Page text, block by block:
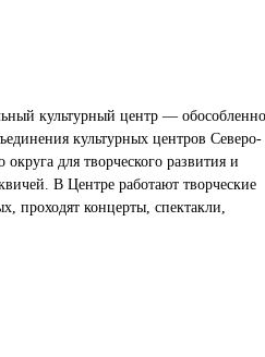
культурный центр —
культурных центров Северо-
для творческого развития и
В Центре работают творческие
проходят концерты, спектакли,